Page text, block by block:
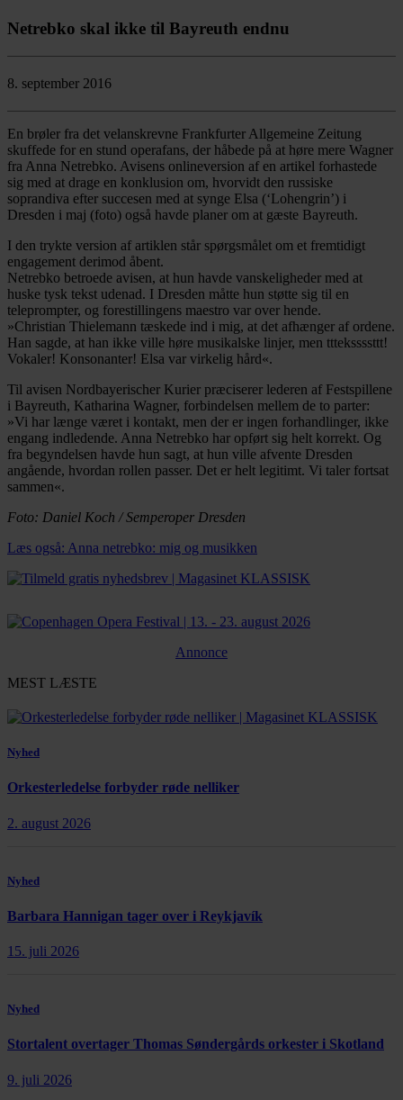
Netrebko skal ikke til Bayreuth endnu
8. september 2016
En brøler fra det velanskrevne Frankfurter Allgemeine Zeitung
skuffede for en stund operafans, der håbede på at høre mere Wagner
fra Anna Netrebko. Avisens onlineversion af en artikel forhastede
sig med at drage en konklusion om, hvorvidt den russiske
soprandiva efter succesen med at synge Elsa (‘Lohengrin’) i
Dresden i maj (foto) også havde planer om at gæste Bayreuth.
I den trykte version af artiklen står spørgsmålet om et fremtidigt
engagement derimod åbent.
Netrebko betroede avisen, at hun havde vanskeligheder med at
huske tysk tekst udenad. I Dresden måtte hun støtte sig til en
teleprompter, og forestillingens maestro var over hende.
»Christian Thielemann tæskede ind i mig, at det afhænger af ordene.
Han sagde, at han ikke ville høre musikalske linjer, men tttekssssttt!
Vokaler! Konsonanter! Elsa var virkelig hård«.
Til avisen Nordbayerischer Kurier præciserer lederen af Festspillene
i Bayreuth, Katharina Wagner, forbindelsen mellem de to parter:
»Vi har længe været i kontakt, men der er ingen forhandlinger, ikke
engang indledende. Anna Netrebko har opført sig helt korrekt. Og
fra begyndelsen havde hun sagt, at hun ville afvente Dresden
angående, hvordan rollen passer. Det er helt legitimt. Vi taler fortsat
sammen«.
Foto: Daniel Koch / Semperoper Dresden
Læs også: Anna netrebko: mig og musikken
Annonce
MEST LÆSTE
Nyhed
Orkesterledelse forbyder røde nelliker
2. august 2026
Nyhed
Barbara Hannigan tager over i Reykjavík
15. juli 2026
Nyhed
Stortalent overtager Thomas Søndergårds orkester i Skotland
9. juli 2026